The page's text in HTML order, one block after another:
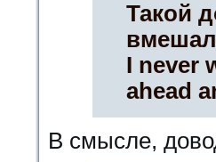
Такой
I never
ahead
В смысле,